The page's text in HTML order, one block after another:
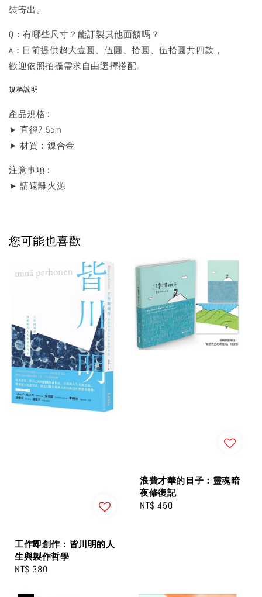
裝寄出。
Q：有哪些尺寸？能訂製其他面額嗎？
A：目前提供超大壹圓、伍圓、拾圓、伍拾圓共四款，
歡迎依照拍攝需求自由選擇搭配。
規格說明
產品規格 :
► 直徑7.5cm
► 材質：鎳合金
注意事項 :
► 請遠離火源
您可能也喜歡
工作即創作：皆川明的人
生與製作哲學
Regular
NT$ 380
浪費才華的日子：靈魂暗
夜修復記
Regular
NT$ 450